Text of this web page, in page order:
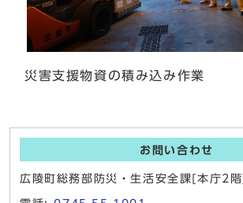
災害支援物資の積み込み作業
お問い合わせ
広陵町総務部防災・生活安全課[本庁2階]